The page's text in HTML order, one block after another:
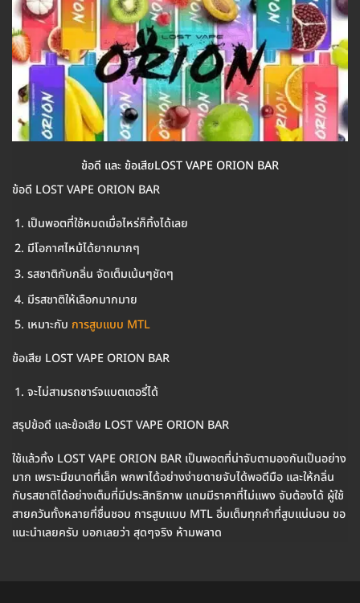
ข้อดี และ ข้อเสียLOST VAPE ORION BAR
ข้อดี LOST VAPE ORION BAR
เป็นพอตที่ใช้หมดเมื่อไหร่ก็ทิ้งได้เลย
มีโอกาศไหม้ได้ยากมากๆ
รสชาติกับกลิ่น จัดเต็มเน้นๆชัดๆ
มีรสชาติให้เลือกมากมาย
เหมาะกับ การสูบแบบ MTL
ข้อเสีย LOST VAPE ORION BAR
จะไม่สามรถชาร์จแบตเตอรี่ได้
สรุปข้อดี และข้อเสีย LOST VAPE ORION BAR
ใช้แล้วทิ้ง LOST VAPE ORION BAR เป็นพอตที่น่าจับตามองกันเป็นอย่าง
มาก เพราะมีขนาดที่เล็ก พกพาได้อย่างง่ายดายจับได้พอดีมือ และให้กลิ่น
กับรสชาติได้อย่างเต็มที่มีประสิทธิภาพ แถมมีราคาที่ไม่แพง จับต้องได้ ผู้ใช้
สายควันทั้งหลายที่ชื่นชอบ การสูบแบบ MTL อิ่มเต็มทุกคำที่สูบแน่นอน ขอ
แนะนำเลยครับ บอกเลยว่า สุดๆจริง ห้ามพลาด